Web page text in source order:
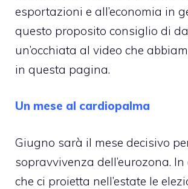
esportazioni e all’economia in
questo proposito consiglio di
un’occhiata al video che
in questa pagina.
Un mese al cardiopalma
Giugno sarà il mese decisivo
sopravvivenza dell’eurozona.
che ci proietta nell’estate le